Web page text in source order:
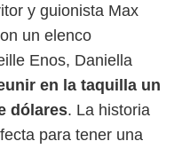
y guionista Max
un elenco
Enos, Daniella
en la taquilla un
dólares. La historia
para tener una